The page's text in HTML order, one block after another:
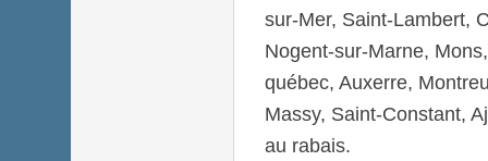
sur-Mer, Saint-Lambert,
Nogent-sur-Marne,
québec, Auxerre,
Massy, Saint-Constant,
au rabais.